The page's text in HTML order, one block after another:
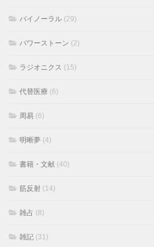
バイノーラル (29)
パワーストーン (2)
ラジオニクス (15)
代替医療 (6)
周易 (6)
明晰夢 (4)
書籍・文献 (40)
筋反射 (14)
雑占 (8)
雑記 (31)